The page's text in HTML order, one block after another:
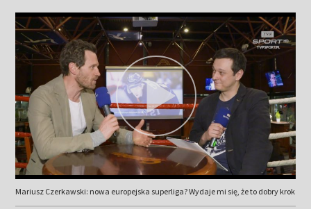
Mariusz Czerkawski: nowa europejska superliga? Wydaje mi się, że to dobry krok